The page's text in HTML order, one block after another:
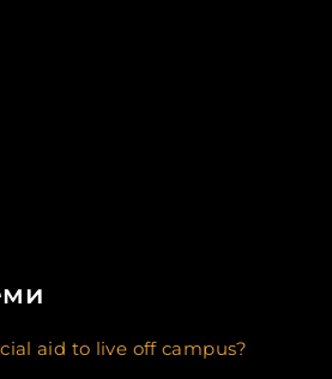
aid to live off campus?